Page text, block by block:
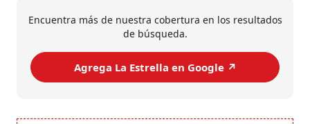
Encuentra más de nuestra cobertura en los resultados
de búsqueda.
Agrega La Estrella en Google ↗️